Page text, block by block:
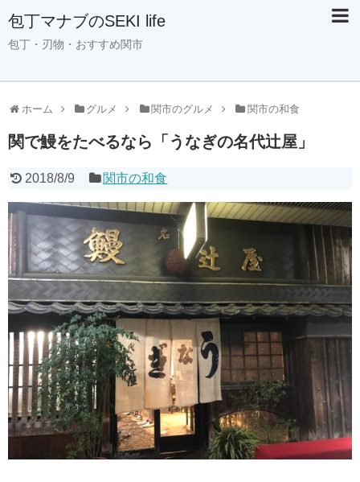
包丁マナブのSEKI life
包丁・刃物・おすすめ関市
ホーム グルメ 関市のグルメ 関市の和食
関で鰻をたべるなら「うなぎの名代辻屋」
2018/8/9 関市の和食